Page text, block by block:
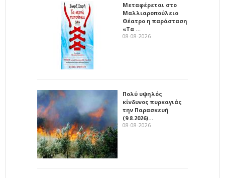
Μεταφέρεται στο
Μαλλιαροπούλειο
Θέατρο η παράσταση
«Τα …
08-08-2026
Πολύ υψηλός
κίνδυνος πυρκαγιάς
την Παρασκευή
(9.8.2026)…
08-08-2026